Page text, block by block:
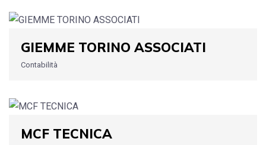
GIEMME TORINO ASSOCIATI
Contabilità
MCF TECNICA